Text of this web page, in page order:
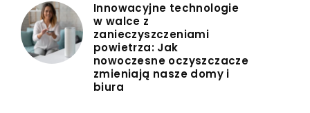
Innowacyjne technologie
w walce z
zanieczyszczeniami
powietrza: Jak
nowoczesne oczyszczacze
zmieniają nasze domy i
biura